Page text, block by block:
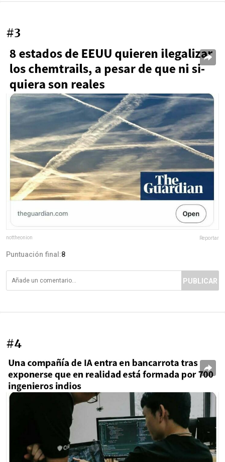
#3
nottheonion Reportar
Puntuación final:8
PUBLICAR
#4